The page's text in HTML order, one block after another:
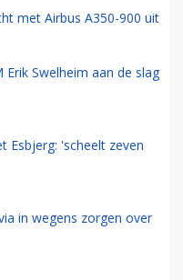
met Airbus A350-900 uit
Swelheim aan de slag
Esbjerg: 'scheelt zeven
in wegens zorgen over